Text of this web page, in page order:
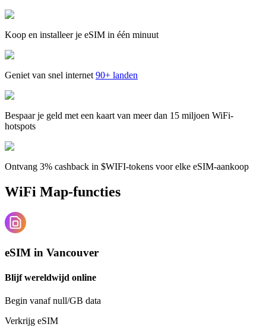
Koop en installeer je eSIM in één minuut
Geniet van snel internet 90+ landen
Bespaar je geld met een kaart van meer dan 15 miljoen WiFi-
hotspots
Ontvang 3% cashback in $WIFI-tokens voor elke eSIM-aankoop
WiFi Map-functies
eSIM in Vancouver
Blijf wereldwijd online
Begin vanaf null/GB data
Verkrijg eSIM